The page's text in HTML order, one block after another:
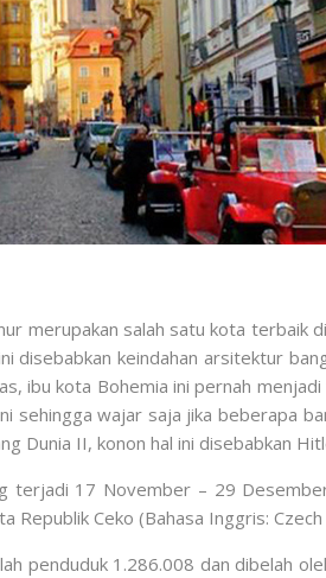
merupakan salah satu kota terbaik
disebabkan keindahan arsitektur
ibu kota Bohemia ini pernah
sehingga wajar saja jika beberapa
Dunia II, konon hal ini disebabkan
terjadi 17 November – 29
Ceko (Bahasa Inggris: Czech
penduduk 1.286.008 dan dibelah